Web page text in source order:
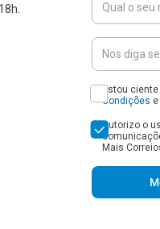
Estou
Condições
Autorizo o
Mais